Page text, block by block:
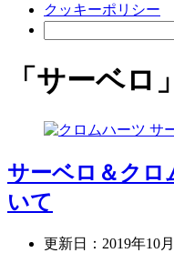
クッキーポリシー
「サーベロ
サーベロ＆クロ
いて
更新日： 2019年10